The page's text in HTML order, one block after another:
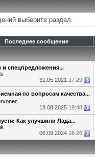
выберите раздел.
Последнее сообщение
и спецпредложения...
31.05.2021 17:29
по вопросам качества...
18.08.2025 19:48
Как улучшили Лада...
06.09.2024 18:26